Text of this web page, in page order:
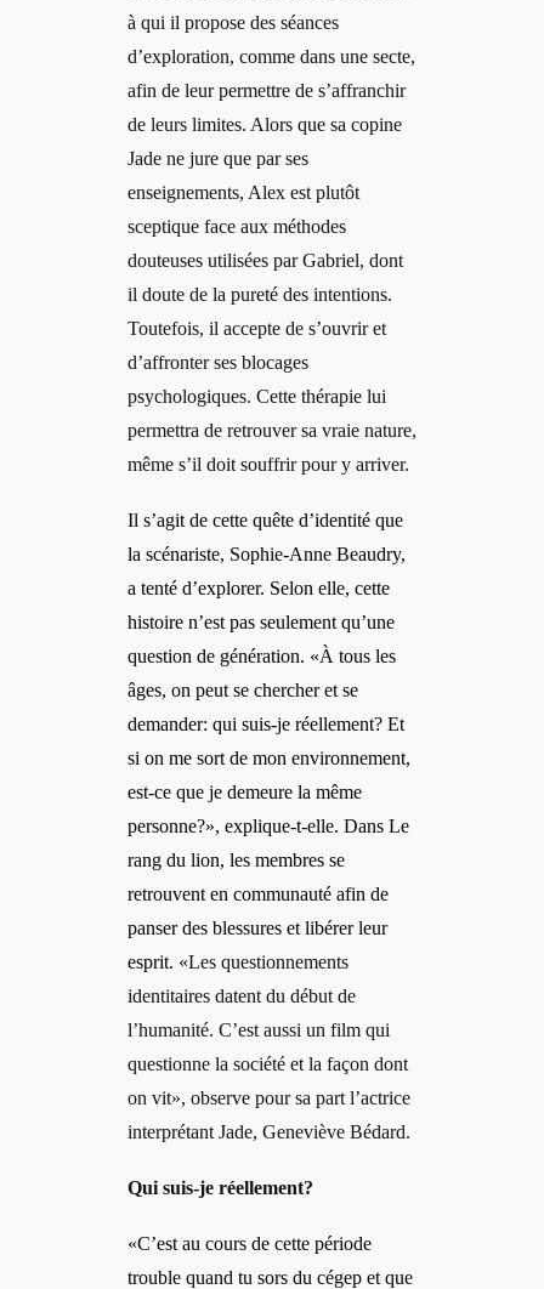
à qui il propose des séances
d’exploration, comme dans une secte,
afin de leur permettre de s’affranchir
de leurs limites. Alors que sa copine
Jade ne jure que par ses
enseignements, Alex est plutôt
sceptique face aux méthodes
douteuses utilisées par Gabriel, dont
il doute de la pureté des intentions.
Toutefois, il accepte de s’ouvrir et
d’affronter ses blocages
psychologiques. Cette thérapie lui
permettra de retrouver sa vraie nature,
même s’il doit souffrir pour y arriver.
Il s’agit de cette quête d’identité que
la scénariste, Sophie-Anne Beaudry,
a tenté d’explorer. Selon elle, cette
histoire n’est pas seulement qu’une
question de génération. «À tous les
âges, on peut se chercher et se
demander: qui suis-je réellement? Et
si on me sort de mon environnement,
est-ce que je demeure la même
personne?», explique-t-elle. Dans Le
rang du lion, les membres se
retrouvent en communauté afin de
panser des blessures et libérer leur
esprit. «Les questionnements
identitaires datent du début de
l’humanité. C’est aussi un film qui
questionne la société et la façon dont
on vit», observe pour sa part l’actrice
interprétant Jade, Geneviève Bédard.
Qui suis-je réellement?
«C’est au cours de cette période
trouble quand tu sors du cégep et que